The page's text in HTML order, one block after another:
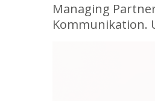
Managing
Kommunikation.